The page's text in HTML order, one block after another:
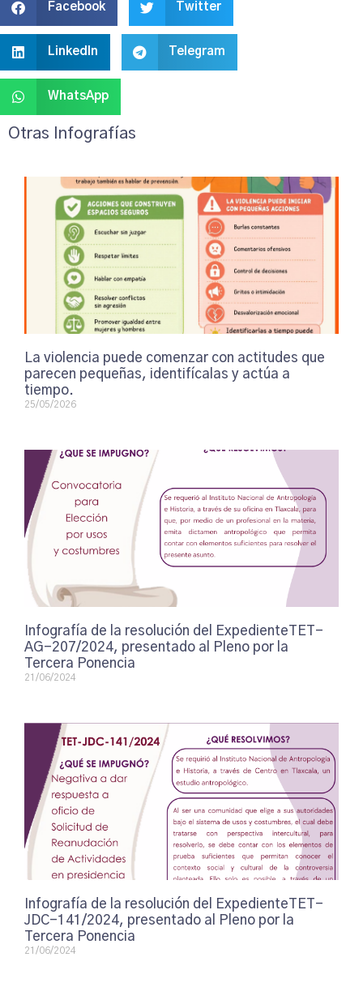
Facebook Twitter
LinkedIn Telegram
WhatsApp
Otras Infografías
La violencia puede comenzar con actitudes que
parecen pequeñas, identifícalas y actúa a
tiempo.
25/05/2026
Infografía de la resolución del ExpedienteTET-
AG-207/2024, presentado al Pleno por la
Tercera Ponencia
21/06/2024
Infografía de la resolución del ExpedienteTET-
JDC-141/2024, presentado al Pleno por la
Tercera Ponencia
21/06/2024